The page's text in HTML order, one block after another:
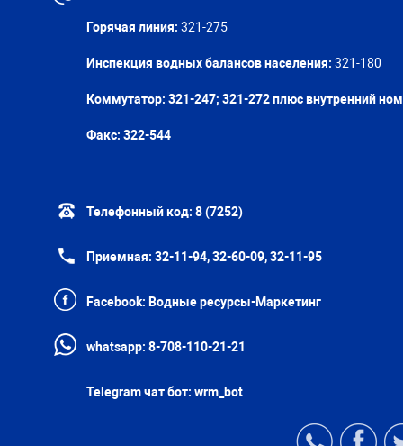
Горячая линия: 321-275
Инспекция водных балансов населения: 321-180
Коммутатор: 321-247; 321-272 плюс внутренний
Факс: 322-544
Телефонный код: 8 (7252)
Приемная: 32-11-94, 32-60-09, 32-11-95
Facebook: Водные ресурсы-Маркетинг
whatsapp: 8-708-110-21-21
Telegram чат бот: wrm_bot